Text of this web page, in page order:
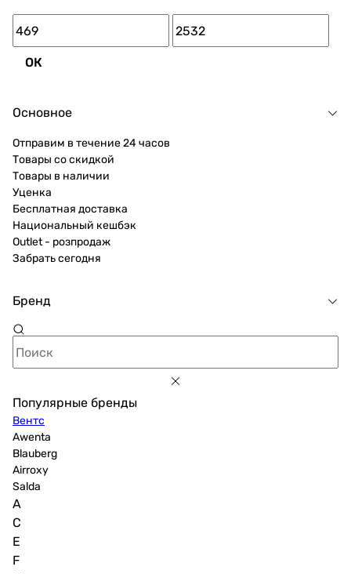
ОК
Основное
Отправим в течение 24 часов
Товары со скидкой
Товары в наличии
Уценка
Бесплатная доставка
Национальный кешбэк
Outlet - розпродаж
Забрать сегодня
Бренд
Популярные бренды
Вентс
Awenta
Blauberg
Airroxy
Salda
A
C
E
F